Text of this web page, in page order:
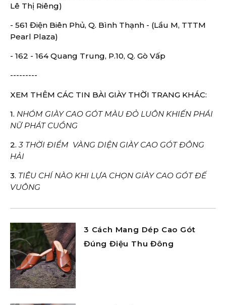
Lê Thị Riêng)
- 561 Điện Biên Phủ, Q. Bình Thạnh - (Lầu M, TTTM
Pearl Plaza)
- 162 - 164 Quang Trung, P.10, Q. Gò Vấp
---------
XEM THÊM CÁC TIN BÀI GIÀY THỜI TRANG KHÁC:
1. NHÓM GIÀY CAO GÓT MÀU ĐỎ LUÔN KHIẾN PHÁI
NỮ PHÁT CUỒNG
2.3 THỜI ĐIỂM VÀNG DIỆN GIÀY CAO GÓT ĐÔNG
HẢI
3. TIÊU CHÍ NÀO KHI LỰA CHỌN GIÀY CAO GÓT ĐẾ
VUÔNG
3 Cách Mang Dép Cao Gót
Đúng Điệu Thu Đông